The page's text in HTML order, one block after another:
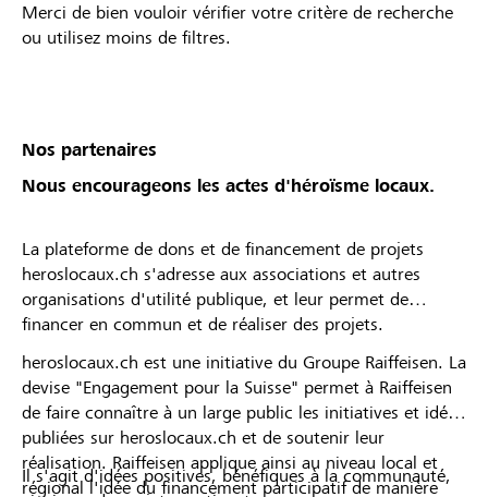
Merci de bien vouloir vérifier votre critère de recherche
ou utilisez moins de filtres.
Nos partenaires
Nous encourageons les actes d'héroïsme locaux.
La plateforme de dons et de financement de projets
heroslocaux.ch s'adresse aux associations et autres
organisations d'utilité publique, et leur permet de
financer en commun et de réaliser des projets.
heroslocaux.ch est une initiative du Groupe Raiffeisen. La
devise "Engagement pour la Suisse" permet à Raiffeisen
de faire connaître à un large public les initiatives et idées
publiées sur heroslocaux.ch et de soutenir leur
réalisation. Raiffeisen applique ainsi au niveau local et
régional l'idée du financement participatif de manière
Il s'agit d'idées positives, bénéfiques à la communauté,